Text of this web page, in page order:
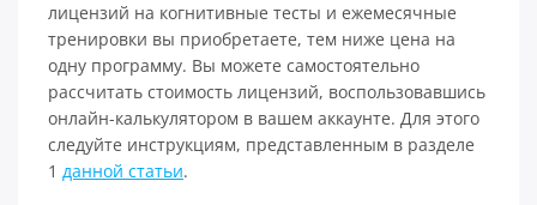
лицензий на когнитивные тесты и ежемесячные
тренировки вы приобретаете, тем ниже цена на
одну программу. Вы можете самостоятельно
рассчитать стоимость лицензий, воспользовавшись
онлайн-калькулятором в вашем аккаунте. Для этого
следуйте инструкциям, представленным в разделе
1 данной статьи.